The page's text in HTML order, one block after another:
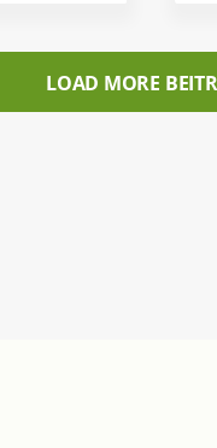
LOAD MORE